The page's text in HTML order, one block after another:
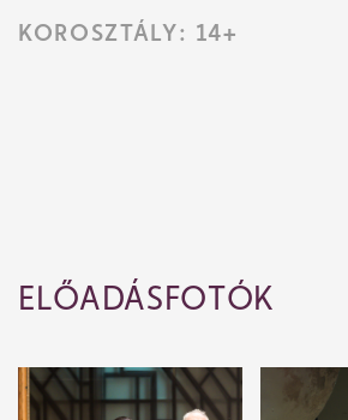
KOROSZTÁLY: 14+
ELŐADÁSFOTÓK